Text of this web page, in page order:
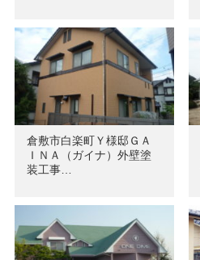
倉敷市白楽町Ｙ様邸ＧＡ
ＩＮＡ（ガイナ）外壁塗
装工事…